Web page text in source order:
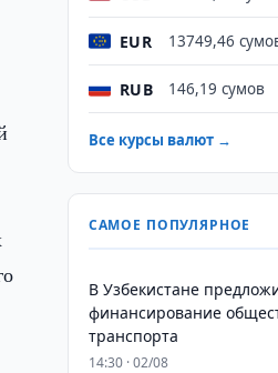
EUR 13749,46
RUB 146,19 сумов
Все курсы валют →
САМОЕ ПОПУЛЯРНОЕ
В Узбекистане
финансирование
транспорта
14:30 · 02/08